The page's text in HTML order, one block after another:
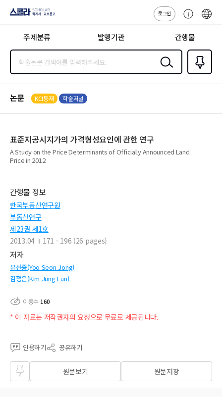
지사·교보문고
로그인
센
주제분류 발행기관 간행물
검색
즐겨찾
기0
논문 KCI등재 학술저널
표준지공시지가의 가격형성요인에 관한 연구
A Study on the Price Determinants of Officially Announced Land
Price in 2012
간행물 정보
한국부동산연구원
부동산연구
제23권 제1호
2013.04
171 - 196 (26 pages)
저자
유선종(Yoo Seon Jong)
김정은(Kim Jung Eun)
이용수 160
* 이 자료는 저작권자의 요청으로 무료로 제공됩니다.
인용하기 공유하기
즐겨
찾기
원문보기 원문저장